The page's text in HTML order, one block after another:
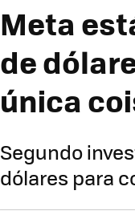
Meta
de
única
Segundo
dólares para